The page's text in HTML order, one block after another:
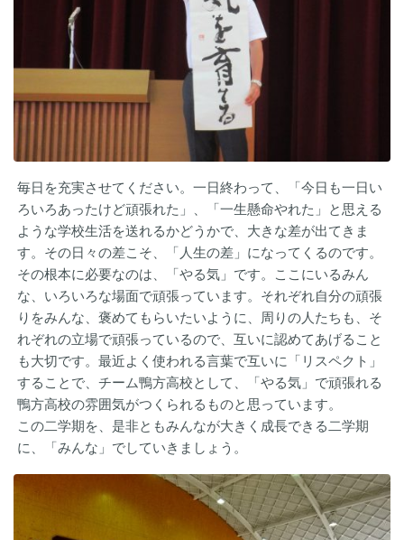
毎日を充実させてください。一日終わって、「今日も一日い
ろいろあったけど頑張れた」、「一生懸命やれた」と思える
ような学校生活を送れるかどうかで、大きな差が出てきま
す。その日々の差こそ、「人生の差」になってくるのです。
その根本に必要なのは、「やる気」です。ここにいるみん
な、いろいろな場面で頑張っています。それぞれ自分の頑張
りをみんな、褒めてもらいたいように、周りの人たちも、そ
れぞれの立場で頑張っているので、互いに認めてあげること
も大切です。最近よく使われる言葉で互いに「リスペクト」
することで、チーム鴨方高校として、「やる気」で頑張れる
鴨方高校の雰囲気がつくられるものと思っています。
この二学期を、是非ともみんなが大きく成長できる二学期
に、「みんな」でしていきましょう。